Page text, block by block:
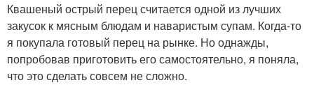
Квашеный острый перец считается одной из лучших
закусок к мясным блюдам и наваристым супам. Когда-то
я покупала готовый перец на рынке. Но однажды,
попробовав приготовить его самостоятельно, я поняла,
что это сделать совсем не сложно.